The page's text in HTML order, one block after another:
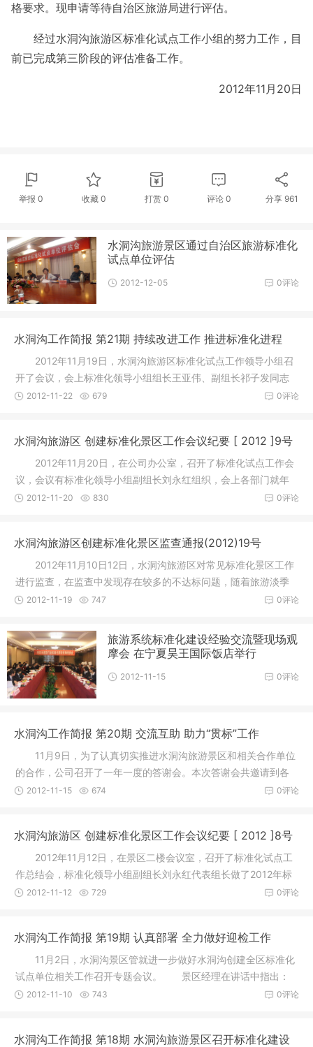
格要求。现申请等待自治区旅游局进行评估。
经过水洞沟旅游区标准化试点工作小组的努力工作，目
前已完成第三阶段的评估准备工作。
2012年11月20日
举报 0 收藏 0 打赏 0 评论0 分享 961
水洞沟旅游景区通过自治区旅游标准化
试点单位评估
0评论
2012-12-05
水洞沟工作简报 第21期 持续改进工作 推进标准化进程
2012年11月19日，水洞沟旅游区标准化试点工作领导小组召
开了会议，会上标准化领导小组组长王亚伟、副组长祁子发同志
分别作了
0评论
2012-11-22 679
水洞沟旅游区 创建标准化景区工作会议纪要 [ 2012 ]9号
2012年11月20日，在公司办公室，召开了标准化试点工作会
议，会议有标准化领导小组副组长刘永红组织，会上各部门就年
终标准化
0评论
2012-11-20 830
水洞沟旅游区创建标准化景区监查通报(2012)19号
2012年11月10日12日，水洞沟旅游区对常见标准化景区工作
进行监查，在监查中发现存在较多的不达标问题，随着旅游淡季
的来临，
0评论
2012-11-19 747
旅游系统标准化建设经验交流暨现场观
摩会 在宁夏昊王国际饭店举行
0评论
2012-11-15
水洞沟工作简报 第20期 交流互助 助力“贯标”工作
11月9日，为了认真切实推进水洞沟旅游景区和相关合作单位
的合作，公司召开了一年一度的答谢会。本次答谢会共邀请到各
级领导
0评论
2012-11-15 674
水洞沟旅游区 创建标准化景区工作会议纪要 [ 2012 ]8号
2012年11月12日，在景区二楼会议室，召开了标准化试点工
作总结会，标准化领导小组副组长刘永红代表组长做了2012年标
准化工作
0评论
2012-11-12 729
水洞沟工作简报 第19期 认真部署 全力做好迎检工作
11月2日，水洞沟景区管就进一步做好水洞沟创建全区标准化
试点单位相关工作召开专题会议。 景区经理在讲话中指出：
水洞沟
0评论
2012-11-10 743
水洞沟工作简报 第18期 水洞沟旅游景区召开标准化建设